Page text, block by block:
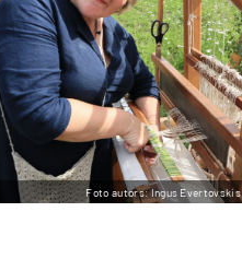
Foto autors: Ingus Evertovskis